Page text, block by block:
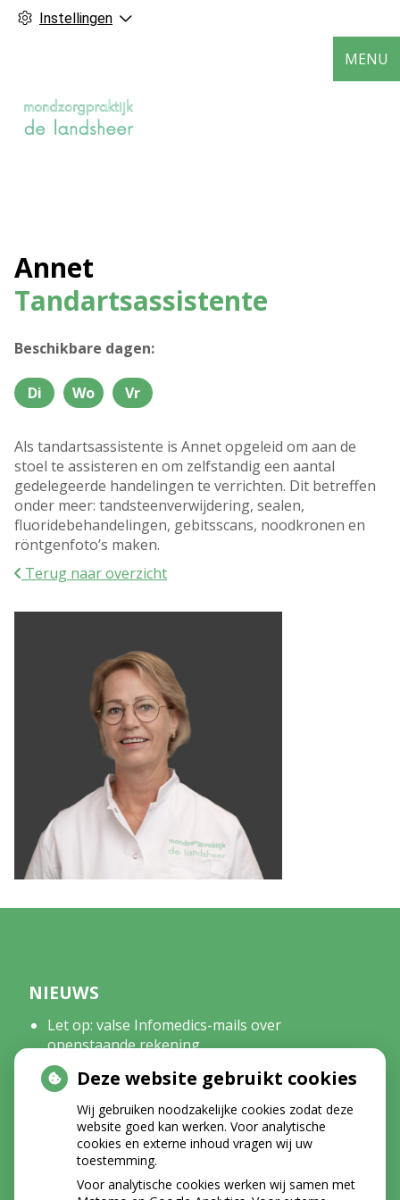
Instellingen
MENU
Annet
Tandartsassistente
Beschikbare dagen:
D
n
s
d
a
g
Di
W
e
n
s
d
a
g
Wo
V
i
j
d
a
g
Vr
Als tandartsassistente is Annet opgeleid om aan de
stoel te assisteren en om zelfstandig een aantal
gedelegeerde handelingen te verrichten. Dit betreffen
onder meer: tandsteenverwijdering, sealen,
fluoridebehandelingen, gebitsscans, noodkronen en
röntgenfoto’s maken.
Terug naar overzicht
NIEUWS
Let op: valse Infomedics-mails over
openstaande rekening
Afscheid mondhygiënist Emma
Tanden bleken? Laat het veilig doen!
INSTAGRAM
Deze website gebruikt cookies
Wij gebruiken noodzakelijke cookies zodat deze
website goed kan werken. Voor analytische
cookies en externe inhoud vragen wij uw
toestemming.
Voor analytische cookies werken wij samen met